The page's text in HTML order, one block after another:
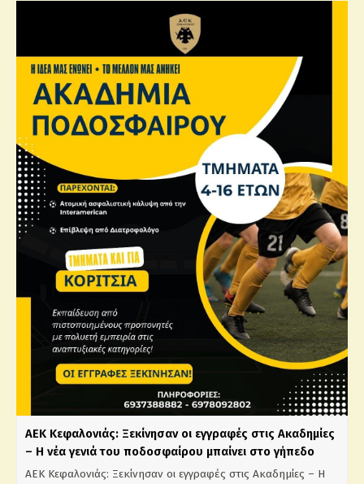
ΑΕΚ Κεφαλονιάς: Ξεκίνησαν οι εγγραφές στις Ακαδημίες
– Η νέα γενιά του ποδοσφαίρου μπαίνει στο γήπεδο
ΑΕΚ Κεφαλονιάς: Ξεκίνησαν οι εγγραφές στις Ακαδημίες – Η